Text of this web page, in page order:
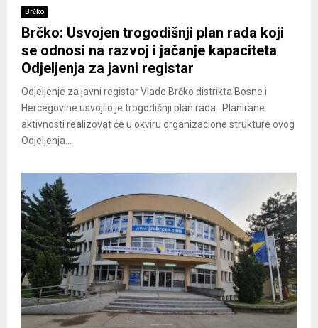
Brčko
Brčko: Usvojen trogodišnji plan rada koji
se odnosi na razvoj i jačanje kapaciteta
Odjeljenja za javni registar
Odjeljenje za javni registar Vlade Brčko distrikta Bosne i
Hercegovine usvojilo je trogodišnji plan rada. Planirane
aktivnosti realizovat će u okviru organizacione strukture ovog
Odjeljenja...